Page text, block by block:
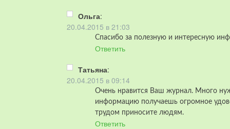
Ольга:
20.04.2015 в 21:03
Спасибо за полезную и интересную
Ответить
Татьяна:
20.04.2015 в 09:14
Очень нравится Ваш журнал. Много
информацию получаешь огромное
трудом приносите людям.
Ответить